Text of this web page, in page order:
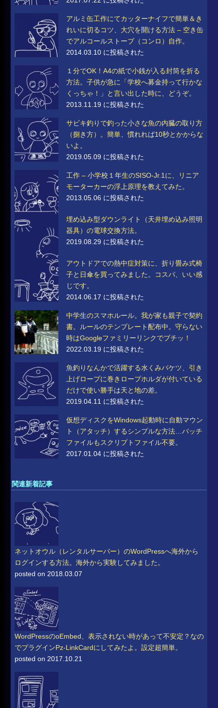
アルミ缶工作にてカッターナイフで簡単＆き
れいに切るコツ、大穴を開ける方法 – 空き缶
でアルコールストーブ（コンロ）自作。
2014.03.10 に投稿された
１分でOK！A4の紙で小銭が入る封筒を折る
方法。子供が急に「学校へ募金持って行かな
くっちゃ！」と言い出した時に、どうぞ。
2013.11.19 に投稿された
サビキ釣りで釣った小さな魚の内臓の取り方
（捌き方）。簡単、慣れれば10秒とかからな
いよ。
2019.05.09 に投稿された
工作 – 小学校１年生のSISO-Jr.1に、リニア
モーターカーの浮上原理を教えてみた。
2013.05.06 に投稿された
埋め込み型ダウンライト（天井埋め込み照明
器具）の電球交換方法。
2019.08.29 に投稿された
アウトドアでの熱中症対策に、折り畳み式椅
子と日傘を買ってみました。コスパ、いい感
じです。
2014.06.17 に投稿された
中学生のスマホルール。我が家も親子で契約
書。ルールのテンプレート配布中。守らない
時はGoogleファミリーリンクでブチッ！
2022.03.19 に投稿された
魚釣りなんかで活躍する水くみバケツ、引き
上げロープに巻きロープホルダが付いている
だけで使い勝手は天と地の差。
2019.04.11 に投稿された
仮想ディスクをWindows起動時に自動マウン
ト（アタッチ）するシンプルな方法…バッチ
ファイルもスクリプトファイル不要。
2017.01.04 に投稿された
関連新着記事
ネットオウル（レンタルサーバー）のWordPressへ海外から
ログインする方法。海外から実験してみました。
posted on 2018.03.07
WordPressのoEmbed、表示されない時があって不安定？なの
でプラグインPz-LinkCardにしてみたよ。設定超簡単。
posted on 2017.10.21